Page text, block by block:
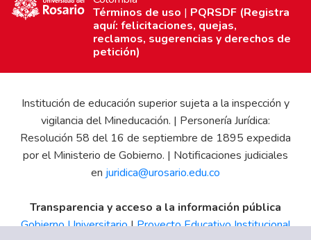
Términos de uso | PQRSDF (Registra
aquí: felicitaciones, quejas,
reclamos, sugerencias y derechos de
petición)
Institución de educación superior sujeta a la inspección y
vigilancia del Mineducación. | Personería Jurídica:
Resolución 58 del 16 de septiembre de 1895 expedida
por el Ministerio de Gobierno. | Notificaciones judiciales
en juridica@urosario.edu.co
Transparencia y acceso a la información pública
Gobierno Universitario|Proyecto Educativo Institucional